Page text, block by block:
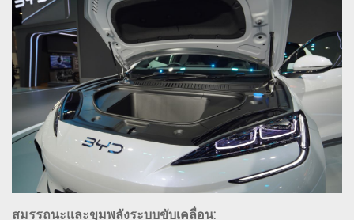
สมรรถนะและขุมพลังระบบขับเคลื่อน: